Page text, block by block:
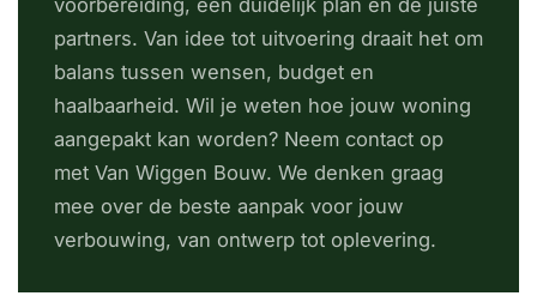
partners. Van idee tot uitvoering draait het om
balans tussen wensen, budget en
haalbaarheid. Wil je weten hoe jouw woning
aangepakt kan worden? Neem contact op
met Van Wiggen Bouw. We denken graag
mee over de beste aanpak voor jouw
verbouwing, van ontwerp tot oplevering.